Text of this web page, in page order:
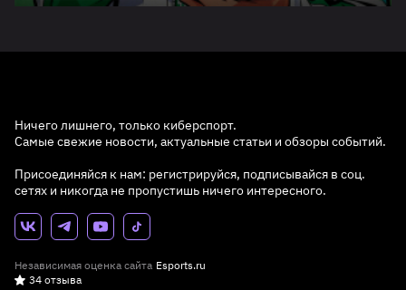
Ничего лишнего, только киберспорт.
Самые свежие новости, актуальные статьи и обзоры событий.
Присоединяйся к нам: регистрируйся, подписывайся в соц.
сетях и никогда не пропустишь ничего интересного.
Независимая оценка сайта Esports.ru
34 отзыва